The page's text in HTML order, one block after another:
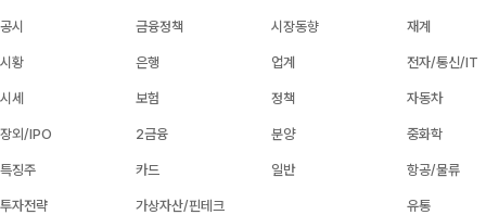
공시
시황
시세
장외/IPO
특징주
투자전략
금융정책
은행
보험
2금융
카드
가상자산/핀테크
시장동향
업계
정책
분양
일반
재계
전자/통신/IT
자동차
중화학
항공/물류
유통